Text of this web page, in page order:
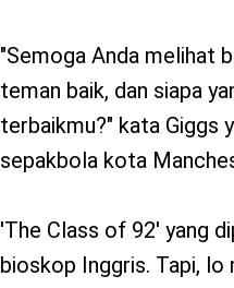
"Semoga Anda melihat
teman baik, dan siapa
terbaikmu?" kata Giggs
sepakbola kota
'The Class of 92' yang
bioskop Inggris. Tapi,